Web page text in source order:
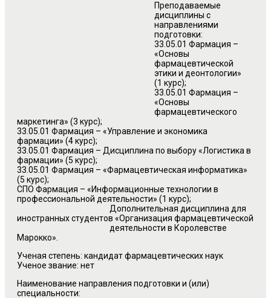
Преподаваемые
дисциплины с
направлениями
подготовки:
33.05.01 Фармация –
«Основы
фармацевтической
этики и деонтологии»
(1 курс);
33.05.01 Фармация –
«Основы
фармацевтического
маркетинга» (3 курс);
33.05.01 Фармация – «Управление и экономика
фармации» (4 курс);
33.05.01 Фармация – Дисциплина по выбору «Логистика в
фармации» (5 курс);
33.05.01 Фармация – «Фармацевтическая информатика»
(5 курс);
СПО Фармация – «Информационные технологии в
профессиональной деятельности» (1 курс);
Дополнительная дисциплина для
иностранных студентов «Организация фармацевтической
деятельности в Королевстве
Марокко».
Ученая степень: кандидат фармацевтических наук
Ученое звание: нет
Наименование направления подготовки и (или)
специальности: